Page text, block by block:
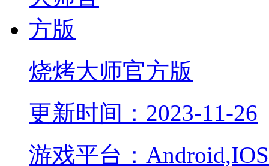
烧烤大师官方版
更新时间：2023-11-26
游戏平台：Android,IOS